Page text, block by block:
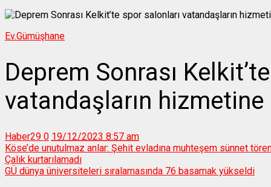
Ev.Gümüşhane
Deprem Sonrası
vatandaşların hizmetine
Haber29 0 19/12/2023 8:57 am
Köse’de unutulmaz anlar: Şehit evladına muhteşem sünnet
Çalık kurtarılamadı
GÜ dünya üniversiteleri sıralamasında 76 basamak yükseldi